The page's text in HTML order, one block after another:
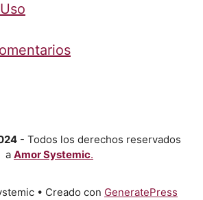
- Todos los derechos reservados
a Amor Systemic.
• Creado con GeneratePress